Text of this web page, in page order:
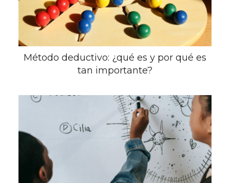
Método deductivo: ¿qué es y por qué es
tan importante?